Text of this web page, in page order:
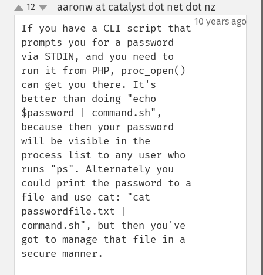
up
down
12 aaronw at catalyst dot net dot nz¶
10 years ago
If you have a CLI script that
prompts you for a password
via STDIN, and you need to
run it from PHP, proc_open()
can get you there. It's
better than doing "echo
$password | command.sh",
because then your password
will be visible in the
process list to any user who
runs "ps". Alternately you
could print the password to a
file and use cat: "cat
passwordfile.txt |
command.sh", but then you've
got to manage that file in a
secure manner.